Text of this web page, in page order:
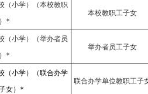
（小学）（本校教职
*
本校教职工子女
（小学）（举办者员
*
举办者员工子女
（小学）（联合办学
女）*
联合办学单位教职工子